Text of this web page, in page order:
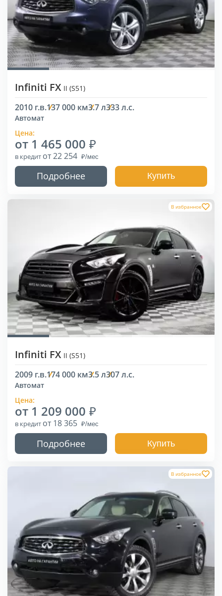
Infiniti FX II (S51)
2010 г.в.137 000 км3.7 л333 л.с.
Автомат
Цена:
от 1 465 000
в кредит от 22 254
Подробнее Купить
В избранное
Infiniti FX II (S51)
2009 г.в.174 000 км3.5 л307 л.с.
Автомат
Цена:
от 1 209 000
в кредит от 18 365
Подробнее Купить
В избранное